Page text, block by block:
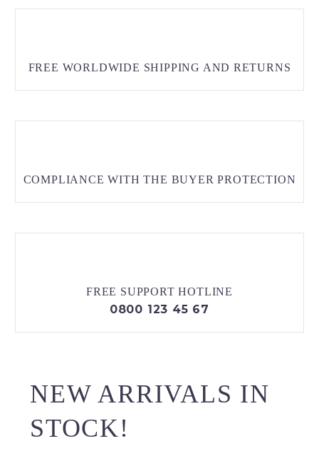
FREE WORLDWIDE SHIPPING AND RETURNS
COMPLIANCE WITH THE BUYER PROTECTION
FREE SUPPORT HOTLINE
0800 123 45 67
NEW ARRIVALS IN
STOCK!